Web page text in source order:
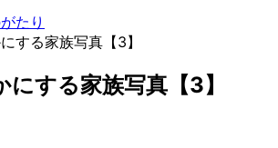
たり
する家族写真【3】
する家族写真【3】